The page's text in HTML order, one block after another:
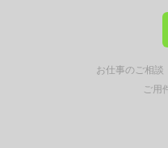
お仕事のご相談
ご用